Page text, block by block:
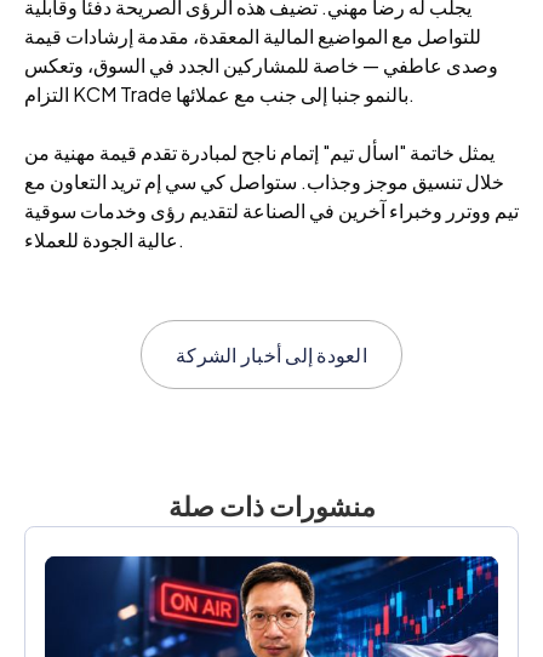
يجلب له رضا مهني. تضيف هذه الرؤى الصريحة دفئا وقابلية
للتواصل مع المواضيع المالية المعقدة، مقدمة إرشادات قيمة
وصدى عاطفي — خاصة للمشاركين الجدد في السوق، وتعكس
التزام KCM Trade بالنمو جنبا إلى جنب مع عملائها.
يمثل خاتمة "اسأل تيم" إتمام ناجح لمبادرة تقدم قيمة مهنية من
خلال تنسيق موجز وجذاب. ستواصل كي سي إم تريد التعاون مع
تيم ووترر وخبراء آخرين في الصناعة لتقديم رؤى وخدمات سوقية
عالية الجودة للعملاء.
العودة إلىأخبار الشركة
منشورات ذات صلة